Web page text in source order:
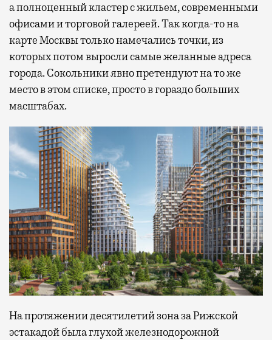
а полноценный кластер с жильем, современными
офисами и торговой галереей. Так когда-то на
карте Москвы только намечались точки, из
которых потом выросли самые желанные адреса
города. Сокольники явно претендуют на то же
место в этом списке, просто в гораздо больших
масштабах.
На протяжении десятилетий зона за Рижской
эстакадой была глухой железнодорожной